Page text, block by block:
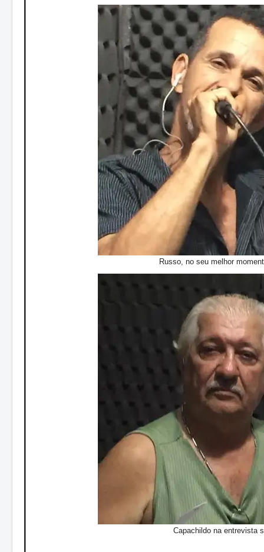
Russo, no seu melhor
Capachildo na entrevista